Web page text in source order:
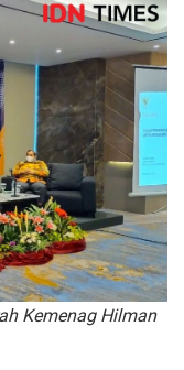
Kemenag Hilman